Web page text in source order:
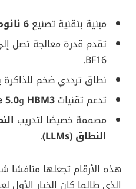
هواوي ترد على
بـ”Ascend 920″
جاء إطلاقمعالج Ascend 920
تضييق واشنطن الخناق على
الاصطناعي. وبينما كانت
شرائح مثل
المفروضة دفعت الشركات
ووجدت ضالتها في هواوي.